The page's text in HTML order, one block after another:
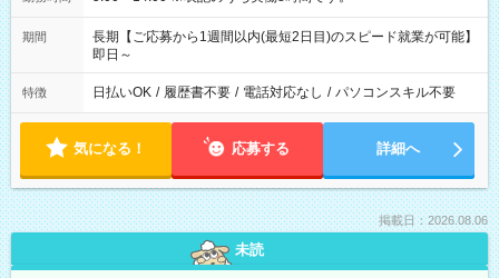
期間
長期【ご応募から1週間以内(最短2日目)のスピード就業が可能】
即日～
特徴 日払いOK / 履歴書不要 / 電話対応なし / パソコンスキル不要
気になる！ 応募する 詳細へ
掲載日：2026.08.06
未読